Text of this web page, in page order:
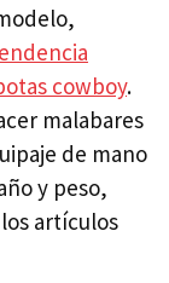
cowboy.
malabares
de mano
y peso,
artículos